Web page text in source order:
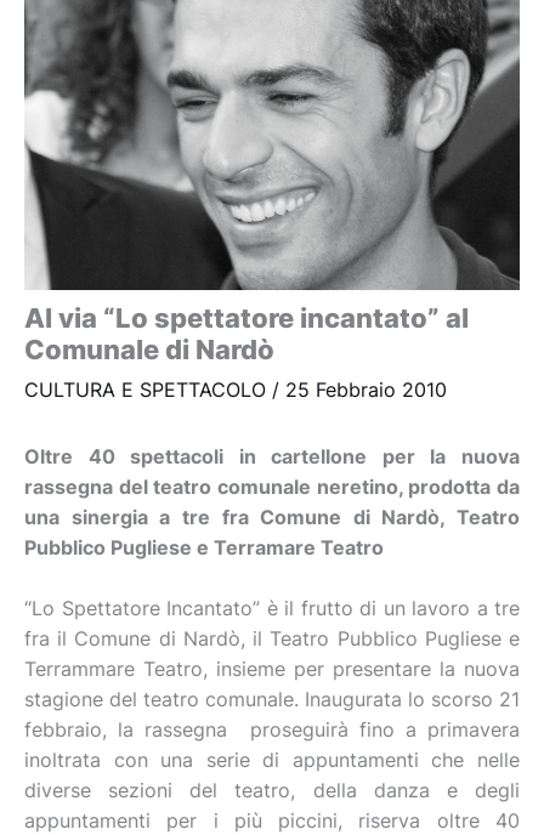
Al via “Lo spettatore incantato” al
Comunale di Nardò
CULTURA E SPETTACOLO / 25 Febbraio 2010
Oltre 40 spettacoli in cartellone per la nuova
rassegna del teatro comunale neretino, prodotta da
una sinergia a tre fra Comune di Nardò, Teatro
Pubblico Pugliese e Terramare Teatro
“Lo Spettatore Incantato” è il frutto di un lavoro a tre
fra il Comune di Nardò, il Teatro Pubblico Pugliese e
Terrammare Teatro, insieme per presentare la nuova
stagione del teatro comunale. Inaugurata lo scorso 21
febbraio, la rassegna proseguirà fino a primavera
inoltrata con una serie di appuntamenti che nelle
diverse sezioni del teatro, della danza e degli
appuntamenti per i più piccini, riserva oltre 40